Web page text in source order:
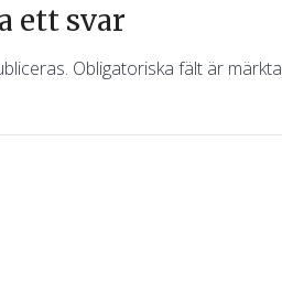
ett svar
Obligatoriska fält är märkta